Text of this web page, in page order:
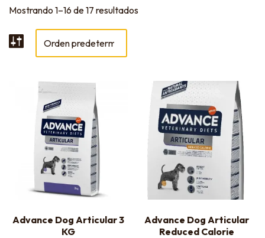
Mostrando 1–16 de 17 resultados
Advance Dog Articular 3
KG
Advance Dog Articular
Reduced Calorie